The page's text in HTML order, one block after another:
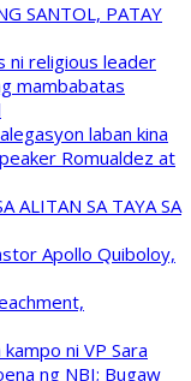
SANTOL, PATAY
ni religious leader
mambabatas
laban kina
Romualdez at
ALITAN SA TAYA SA
Apollo Quiboloy,
ni VP Sara
ng NBI; Bugaw